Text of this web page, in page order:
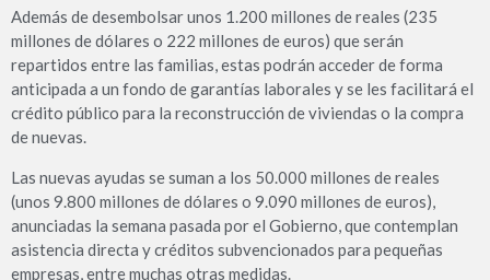
Además de desembolsar unos 1.200 millones de reales (235
millones de dólares o 222 millones de euros) que serán
repartidos entre las familias, estas podrán acceder de forma
anticipada a un fondo de garantías laborales y se les facilitará el
crédito público para la reconstrucción de viviendas o la compra
de nuevas.
Las nuevas ayudas se suman a los 50.000 millones de reales
(unos 9.800 millones de dólares o 9.090 millones de euros),
anunciadas la semana pasada por el Gobierno, que contemplan
asistencia directa y créditos subvencionados para pequeñas
empresas, entre muchas otras medidas.